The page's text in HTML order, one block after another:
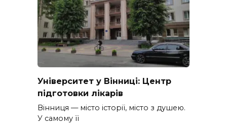
Університет у Вінниці: Центр
підготовки лікарів
Вінниця — місто історії, місто з душею.
У самому її